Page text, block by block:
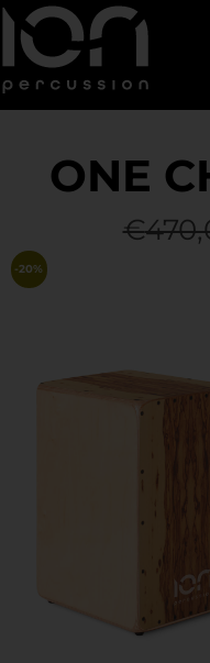
ONE
€
-20%